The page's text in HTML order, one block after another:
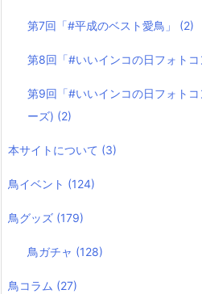
第7回「#平成のベスト愛鳥」 (2)
第8回「#いいインコの日フォトコ
第9回「#いいインコの日フォト
ーズ) (2)
本サイトについて (3)
鳥イベント (124)
鳥グッズ (179)
鳥ガチャ (128)
鳥コラム (27)